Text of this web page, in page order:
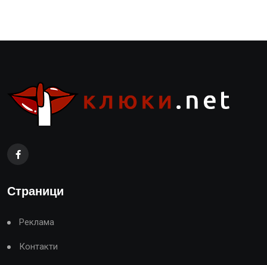
Страници
Реклама
Контакти